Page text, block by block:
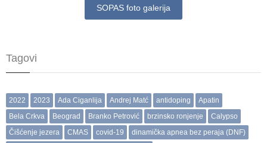
SOPAS foto galerija
Tagovi
2022 2023 Ada Ciganlija Andrej Matć antidoping
Apatin
Bela Crkva
Beograd Branko Petrović brzinsko ronjenje
Calypso
Čišćenje jezera
CMAS covid-19
dinamička apnea bez peraja (DNF)